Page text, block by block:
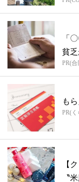
「
貧
PR(
も
PR(
【
〝